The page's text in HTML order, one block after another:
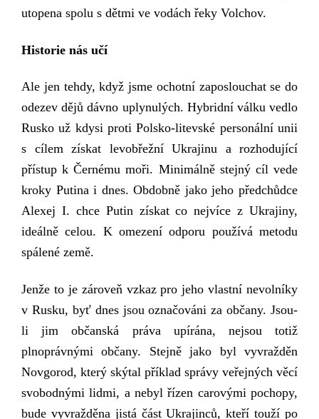
utopena spolu s dětmi ve vodách řeky Volchov.
Historie nás učí
Ale jen tehdy, když jsme ochotní zaposlouchat se do
odezev dějů dávno uplynulých. Hybridní válku vedlo
Rusko už kdysi proti Polsko-litevské personální unii
s cílem získat levobřežní Ukrajinu a rozhodující
přístup k Černému moři. Minimálně stejný cíl vede
kroky Putina i dnes. Obdobně jako jeho předchůdce
Alexej I. chce Putin získat co nejvíce z Ukrajiny,
ideálně celou. K omezení odporu používá metodu
spálené země.
Jenže to je zároveň vzkaz pro jeho vlastní nevolníky
v Rusku, byť dnes jsou označováni za občany. Jsou-
li jim občanská práva upírána, nejsou totiž
plnoprávnými občany. Stejně jako byl vyvražděn
Novgorod, který skýtal příklad správy veřejných věcí
svobodnými lidmi, a nebyl řízen carovými pochopy,
bude vyvražděna jistá část Ukrajinců, kteří touží po